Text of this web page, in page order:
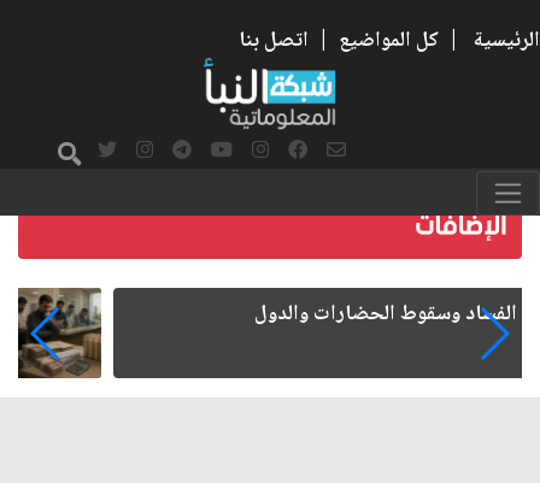
الرئيسية | كل المواضيع | اتصل بنا
رواتب الموظفين على صفيح ساخن